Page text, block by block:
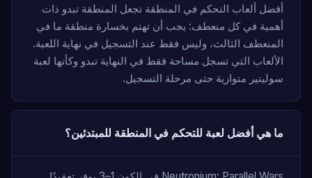
أفضل ألعاب التحكم في المنطقة تجعل المنطقة تبدو ذات
أهمية في كل منعطف: يجب أن تهتم بخسارة منطقة ما في
المنعطف الثالث، وليس فقط عند التسجيل في نهاية اللعبة.
الألعاب التي تسجل مساحة فقط في النهاية تبدو وكأنها لعبة
سوليتير متوازية حتى مرحلة التسجيل.
ما هي أفضل لعبة للتحكم في المنطقة للمبتدئين؟